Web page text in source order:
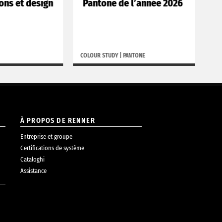
Pantone de l’année 2026
COLOUR STUDY|PANTONE
À PROPOS DE RENNER
Entreprise et groupe
Certifications de système
Cataloghi
Assistance